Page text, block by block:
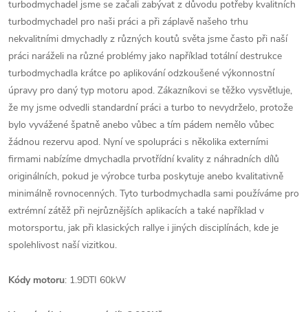
turbodmychadel jsme se začali zabývat z důvodu potřeby kvalitních
turbodmychadel pro naši práci a při záplavě našeho trhu
nekvalitními dmychadly z různých koutů světa jsme často při naší
práci naráželi na různé problémy jako například totální destrukce
turbodmychadla krátce po aplikování odzkoušené výkonnostní
úpravy pro daný typ motoru apod. Zákazníkovi se těžko vysvětluje,
že my jsme odvedli standardní práci a turbo to nevydrželo, protože
bylo vyvážené špatně anebo vůbec a tím pádem nemělo vůbec
žádnou rezervu apod. Nyní ve spolupráci s několika externími
firmami nabízíme dmychadla prvotřídní kvality z náhradních dílů
originálních, pokud je výrobce turba poskytuje anebo kvalitativně
minimálně rovnocenných. Tyto turbodmychadla sami používáme pro
extrémní zátěž při nejrůznějších aplikacích a také například v
motorsportu, jak při klasických rallye i jiných disciplínách, kde je
spolehlivost naší vizitkou.
Kódy motoru: 1.9DTI 60kW